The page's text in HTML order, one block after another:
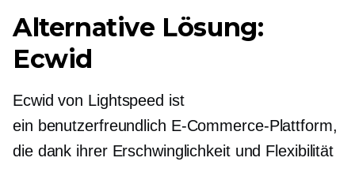
Alternative Lösung:
Ecwid
Ecwid von Lightspeed ist
ein benutzerfreundlich E-Commerce-Plattform,
die dank ihrer Erschwinglichkeit und Flexibilität